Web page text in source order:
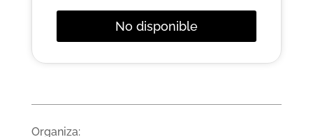
No disponible
Organiza: